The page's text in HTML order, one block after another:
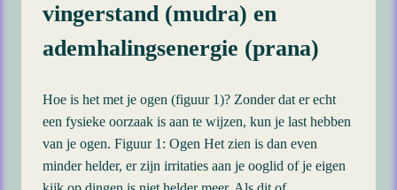
vingerstand (mudra) en
ademhalingsenergie (prana)
Hoe is het met je ogen (figuur 1)? Zonder dat er echt
een fysieke oorzaak is aan te wijzen, kun je last hebben
van je ogen. Figuur 1: Ogen Het zien is dan even
minder helder, er zijn irritaties aan je ooglid of je eigen